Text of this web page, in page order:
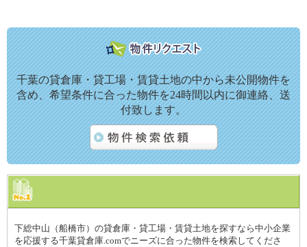
千葉の貸倉庫・貸工場・賃貸土地の中から未公開物件を
含め、希望条件に合った物件を24時間以内に御連絡、送
付致します。
下総中山（船橋市）の貸倉庫・貸工場・賃貸土地を探すなら中小企業
を応援する千葉貸倉庫.comでニーズに合った物件を検索してくださ